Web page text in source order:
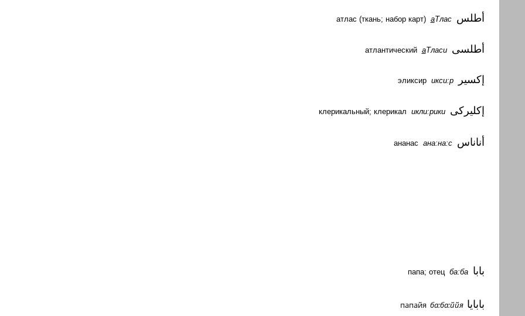
атлас (ткань; набор карт) аТлас أطلس
атлантический аТласи أطلسى
эликсир икси:р إكسير
клерикальный; клерикал икли:рики إكليركى
ананас ана:на:с أناناس
папа; отец ба:ба بابا
папайя ба:ба:ййя بابايا